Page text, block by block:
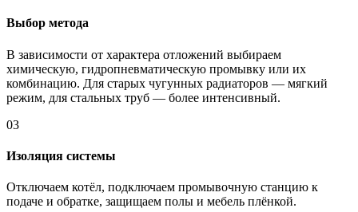
Выбор метода
В зависимости от характера отложений выбираем
химическую, гидропневматическую промывку или их
комбинацию. Для старых чугунных радиаторов — мягкий
режим, для стальных труб — более интенсивный.
03
Изоляция системы
Отключаем котёл, подключаем промывочную станцию к
подаче и обратке, защищаем полы и мебель плёнкой.